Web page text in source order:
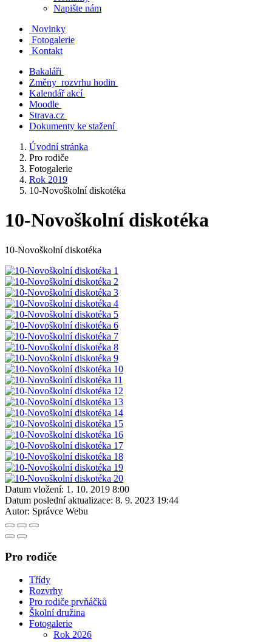
Napište nám
Novinky
Fotogalerie
Kontakt
Bakaláři
Změny rozvrhu hodin
Kalendář akcí
Moodle
Strava.cz
Dokumenty ke stažení
Úvodní stránka
Pro rodiče
Fotogalerie
Rok 2019
10-Novoškolní diskotéka
10-Novoškolní diskotéka
10-Novoškolní diskotéka
Datum vložení: 1. 10. 2019 8:00
Datum poslední aktualizace: 8. 9. 2023 19:44
Autor: Správce Webu
Pro rodiče
Třídy
Rozvrhy
Pro rodiče prvňáčků
Školní družina
Fotogalerie
Rok 2026